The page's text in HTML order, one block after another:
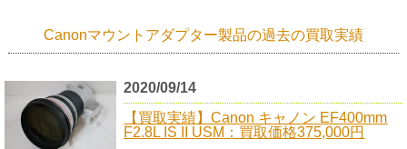
Canonマウントアダプター製品の過去の買取実績
2020/09/14
【買取実績】Canon キャノン EF400mm
F2.8L IS II USM：買取価格375,000円